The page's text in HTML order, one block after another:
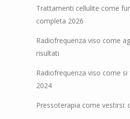
Trattamenti cellulite come
completa 2026
Radiofrequenza viso come
risultati
Radiofrequenza viso come si
2024
Pressoterapia come vestirsi: